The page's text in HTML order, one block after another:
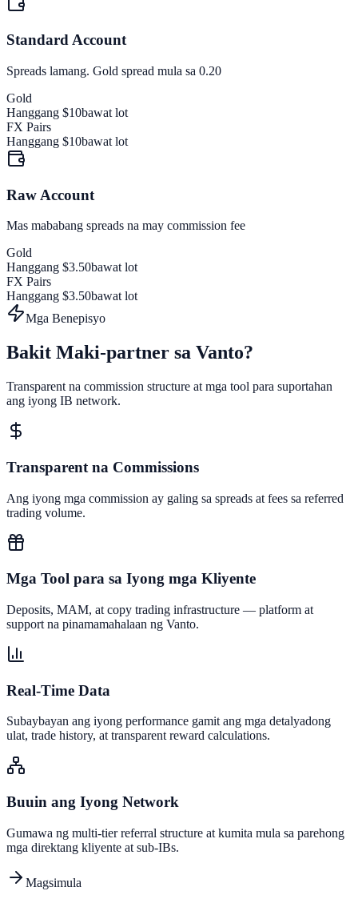
Standard Account
Spreads lamang. Gold spread mula sa 0.20
Gold
Hanggang $10bawat lot
FX Pairs
Hanggang $10bawat lot
Raw Account
Mas mababang spreads na may commission fee
Gold
Hanggang $3.50bawat lot
FX Pairs
Hanggang $3.50bawat lot
Mga Benepisyo
Bakit Maki-partner sa Vanto?
Transparent na commission structure at mga tool para suportahan
ang iyong IB network.
Transparent na Commissions
Ang iyong mga commission ay galing sa spreads at fees sa referred
trading volume.
Mga Tool para sa Iyong mga Kliyente
Deposits, MAM, at copy trading infrastructure — platform at
support na pinamamahalaan ng Vanto.
Real-Time Data
Subaybayan ang iyong performance gamit ang mga detalyadong
ulat, trade history, at transparent reward calculations.
Buuin ang Iyong Network
Gumawa ng multi-tier referral structure at kumita mula sa parehong
mga direktang kliyente at sub-IBs.
Magsimula